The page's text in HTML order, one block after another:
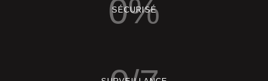
0%
SÉCURISÉ